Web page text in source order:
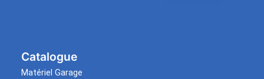
Catalogue
Matériel Garage